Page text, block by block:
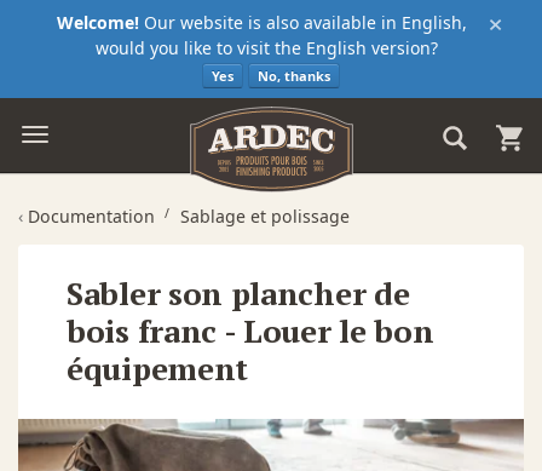
×
Welcome! Our website is also available in English,
would you like to visit the English version?
Yes No, thanks
‹ Documentation Sablage et polissage
Sabler son plancher de
bois franc - Louer le bon
équipement